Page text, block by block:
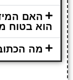
האם
הוא בטוח
מה